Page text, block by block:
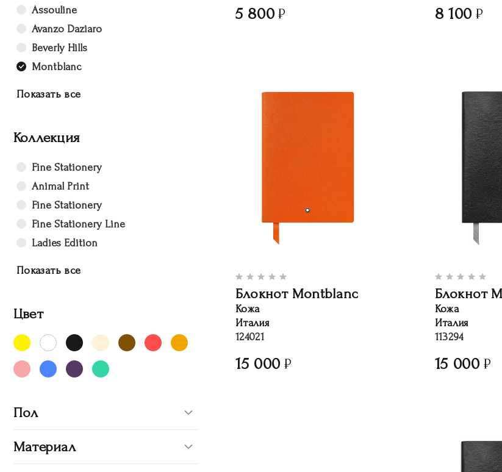
Assouline
Avanzo Daziaro
Beverly Hills
Montblanc
Показать все
Коллекция
Fine Stationery
Animal Print
Fine Stationery
Fine Stationery Line
Ladies Edition
Показать все
Цвет
Пол
Материал
5 800 8 100
Блокнот Montblanc
Кожа
Италия
124021
15 000
Блокнот
Кожа
Италия
113294
15 000